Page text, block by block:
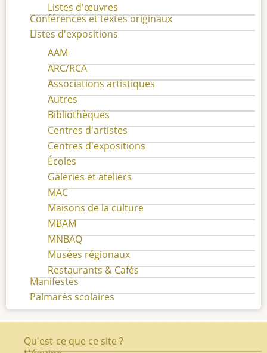
Listes d'œuvres
Conférences et textes originaux
Listes d'expositions
AAM
ARC/RCA
Associations artistiques
Autres
Bibliothèques
Centres d'artistes
Centres d'expositions
Écoles
Galeries et ateliers
MAC
Maisons de la culture
MBAM
MNBAQ
Musées régionaux
Restaurants & Cafés
Manifestes
Palmarès scolaires
PiedQu'est-ce que ce site ?